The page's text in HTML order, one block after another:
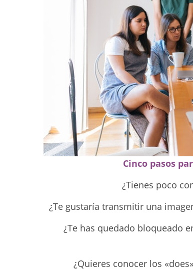
Cinco pasos
¿Tienes poco
¿Te gustaría transmitir una
¿Te has quedado bloqueado
¿Quieres conocer los